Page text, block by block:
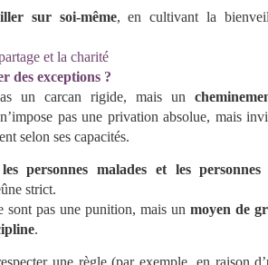
sur soi-même, en cultivant la
et la charité
des exceptions ?
un carcan rigide, mais un
pas une privation absolue, mais
selon ses capacités.
personnes malades et les personnes
strict.
sont pas une punition, mais un moyen de
.